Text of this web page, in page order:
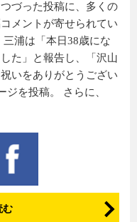
づった投稿に、多くの
メントが寄せられてい
三浦は「本日38歳にな
した」と報告し、「沢山
いをありがとうござい
ジを投稿。 さらに、
む